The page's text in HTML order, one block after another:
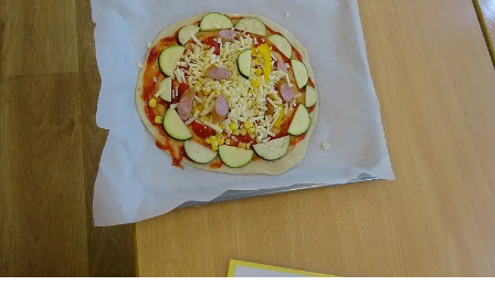
都道府県
から探す
東京都
東京都 全域